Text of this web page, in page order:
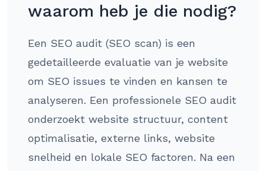
waarom heb je die nodig?
Een SEO audit (SEO scan) is een
gedetailleerde evaluatie van je website
om SEO issues te vinden en kansen te
analyseren. Een professionele SEO audit
onderzoekt website structuur, content
optimalisatie, externe links, website
snelheid en lokale SEO factoren. Na een